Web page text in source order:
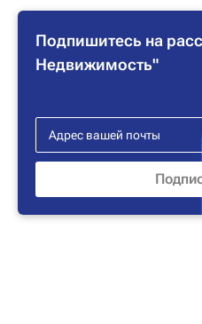
Подпишитесь на
Недвижимость"